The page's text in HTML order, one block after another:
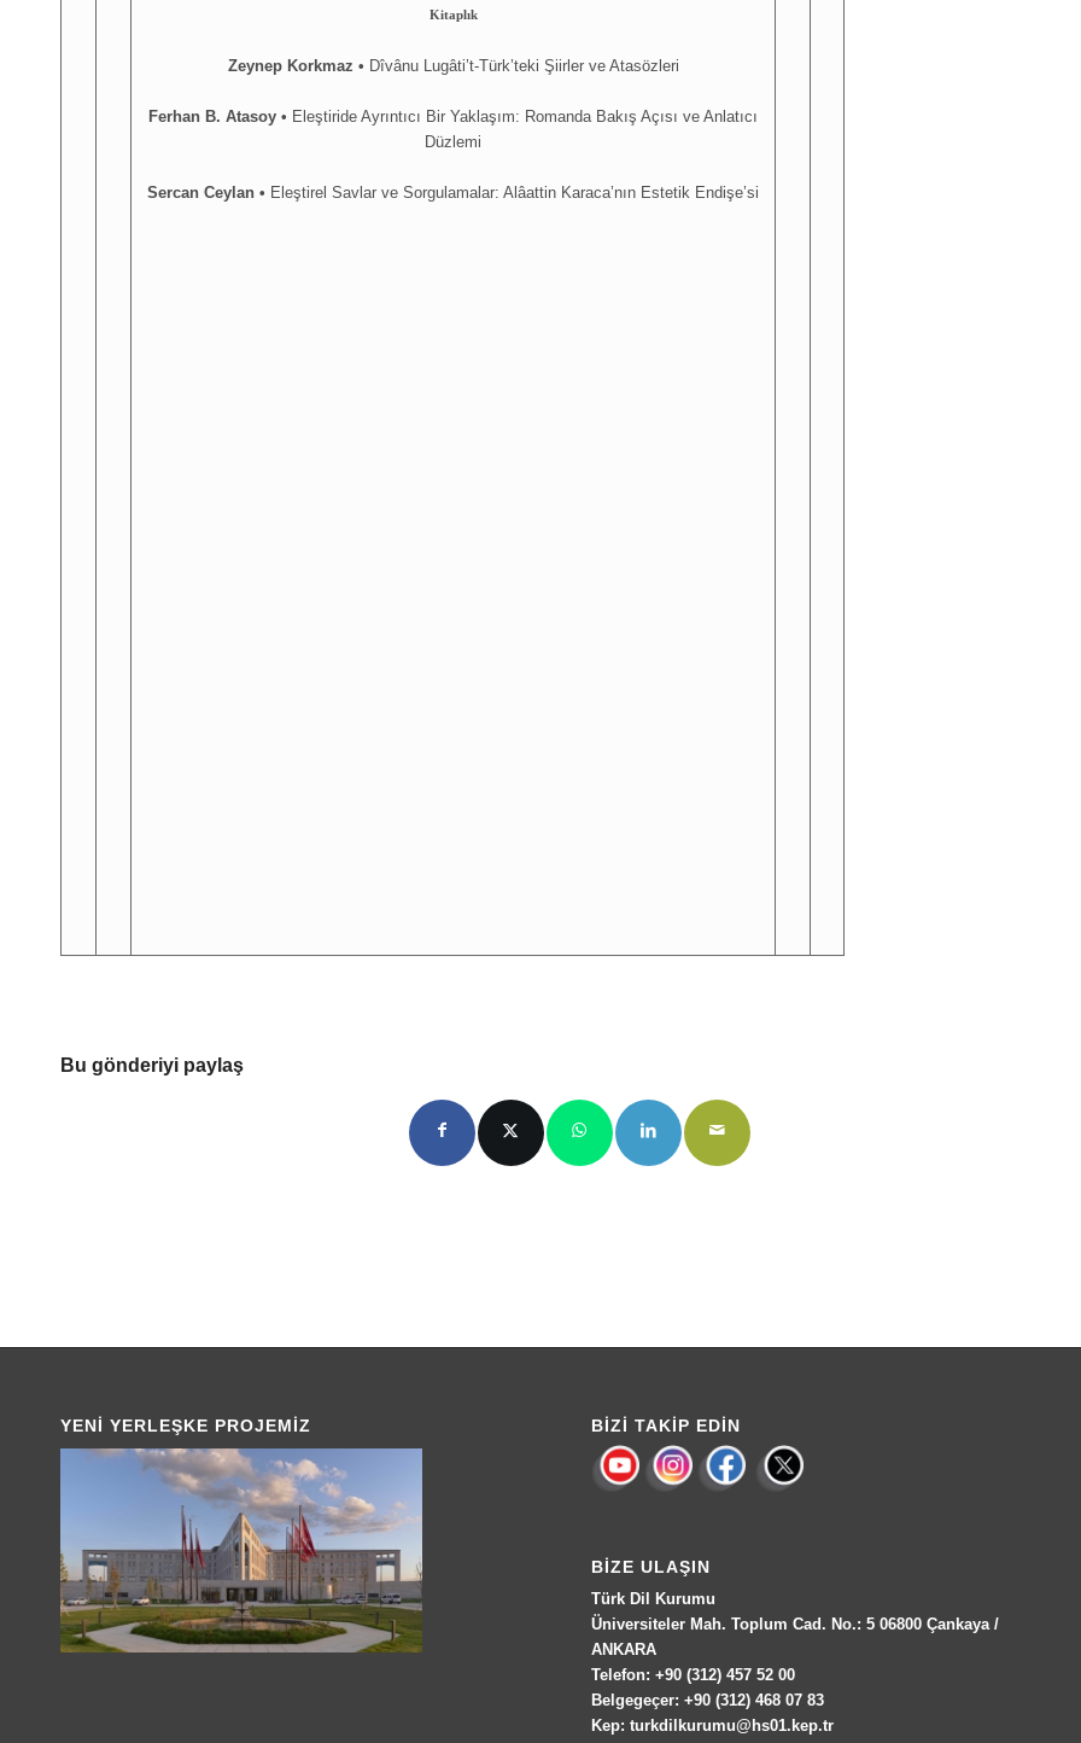
Kitaplık
Zeynep Korkmaz • Dîvânu Lugâti’t-Türk’teki Şiirler ve Atasözleri
Ferhan B. Atasoy • Eleştiride Ayrıntıcı Bir Yaklaşım: Romanda Bakış Açısı ve Anlatıcı
Düzlemi
Sercan Ceylan • Eleştirel Savlar ve Sorgulamalar: Alâattin Karaca’nın Estetik Endişe’si
Bu gönderiyi paylaş
YENI YERLEŞKE PROJEMIZ BIZI TAKIP EDIN
BIZE ULAŞIN
Türk Dil Kurumu
Üniversiteler Mah. Toplum Cad. No.: 5 06800 Çankaya /
ANKARA
Telefon: +90 (312) 457 52 00
Belgegeçer: +90 (312) 468 07 83
Kep: turkdilkurumu@hs01.kep.tr